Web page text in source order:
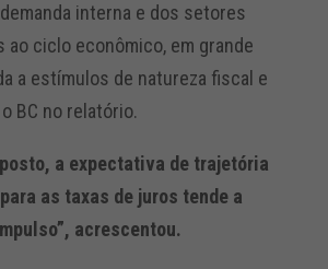
interna e dos setores
ao ciclo econômico, em grande
a estímulos de natureza fiscal e
BC no relatório.
a expectativa de trajetória
as taxas de juros tende a
acrescentou.